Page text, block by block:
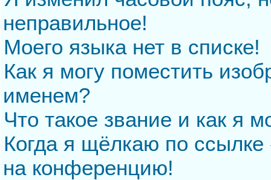
неправильное!
Моего языка нет в списке!
Как я могу поместить
именем?
Что такое звание и как я
Когда я щёлкаю по
на конференцию!